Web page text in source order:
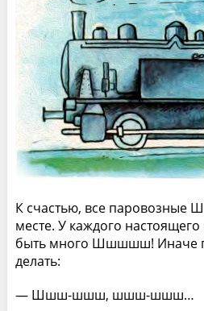
К счастью, все
месте. У каждого
быть много Шшшшш! Иначе
делать:
— Шшш-шшш, шшш-шшш…